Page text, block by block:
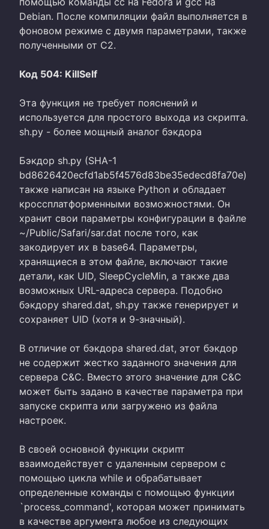
Debian. После компиляции файл выполняется в
фоновом режиме с двумя параметрами, также
полученными от C2.
Код 504: KillSelf
Эта функция не требует пояснений и
используется для простого выхода из скрипта.
sh.py - более мощный аналог бэкдора
Бэкдор sh.py (SHA-1
bd8626420ecfd1ab5f4576d83be35edecd8fa70e)
также написан на языке Python и обладает
кроссплатформенными возможностями. Он
хранит свои параметры конфигурации в файле
~/Public/Safari/sar.dat после того, как
закодирует их в base64. Параметры,
хранящиеся в этом файле, включают такие
детали, как UID, SleepCycleMin, а также два
возможных URL-адреса сервера. Подобно
бэкдору shared.dat, sh.py также генерирует и
сохраняет UID (хотя и 9-значный).
В отличие от бэкдора shared.dat, этот бэкдор
не содержит жестко заданного значения для
сервера C&C. Вместо этого значение для C&C
может быть задано в качестве параметра при
запуске скрипта или загружено из файла
настроек.
В своей основной функции скрипт
взаимодействует с удаленным сервером с
помощью цикла while и обрабатывает
определенные команды с помощью функции
`process_command', которая может принимать
в качестве аргумента любое из следующих